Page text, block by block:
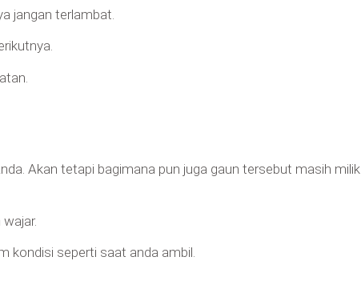
jangan terlambat.
Akan tetapi bagimana pun juga gaun tersebut masih milik
kondisi seperti saat anda ambil.